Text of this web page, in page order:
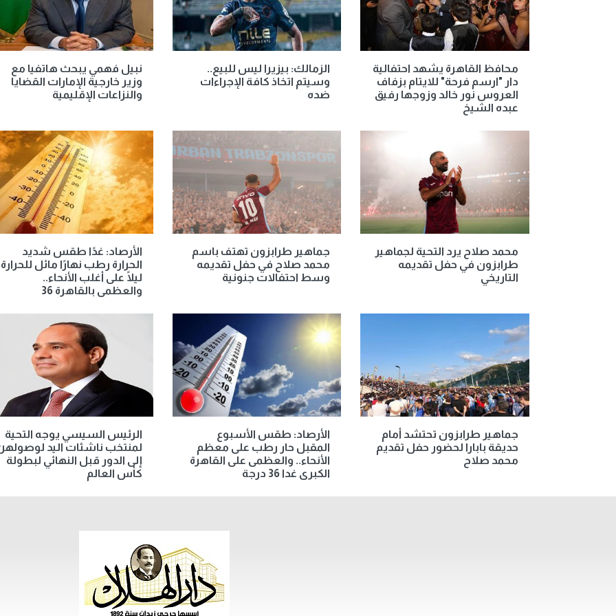
محافظ القاهرة يشهد احتفالية
دار "ارسم فرحة" للايتام بزفاف
العروس نور خالد وزوجها رفيق
عبده الشيخ
الزمالك: بيزيرا ليس للبيع..
وسيتم اتخاذ كافة الإجراءات
ضده
نبيل فهمي يبحث هاتفيا مع
وزير خارجية الإمارات القضايا
والنزاعات الإقليمية
محمد صلاح يرد التحية لجماهير
طرابزون في حفل تقديمه
التاريخي
جماهير طرابزون تهتف باسم
محمد صلاح في حفل تقديمه
وسط احتفالات جنونية
الأرصاد: غدًا طقس شديد
الحرارة رطب نهارًا مائل للحرارة
ليلًا على أغلب الأنحاء..
والعظمى بالقاهرة 36
جماهير طرابزون تحتشد أمام
حديقة بابارا لحضور حفل تقديم
محمد صلاح
الأرصاد: طقس الأسبوع
المقبل حار رطب على معظم
الأنحاء.. والعظمى على القاهرة
الكبرى غدا 36 درجة
الرئيس السيسي يوجه التحية
لمنتخب ناشئات اليد
إلى الدور قبل النهائي لبطولة
كأس العالم